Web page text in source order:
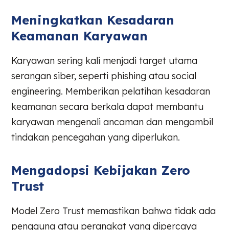
Meningkatkan Kesadaran
Keamanan Karyawan
Karyawan sering kali menjadi target utama
serangan siber, seperti phishing atau social
engineering. Memberikan pelatihan kesadaran
keamanan secara berkala dapat membantu
karyawan mengenali ancaman dan mengambil
tindakan pencegahan yang diperlukan.
Mengadopsi Kebijakan Zero
Trust
Model Zero Trust memastikan bahwa tidak ada
pengguna atau perangkat yang dipercaya